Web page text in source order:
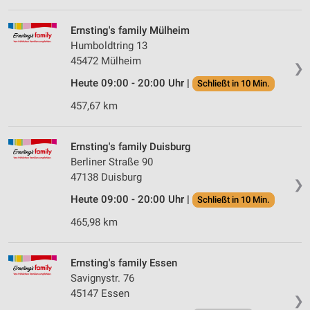
❯
Ernsting's family Mülheim
Humboldtring 13
45472 Mülheim
Heute 09:00 - 20:00 Uhr |
Schließt in 10 Min.
457,67 km
❯
Ernsting's family Duisburg
Berliner Straße 90
47138 Duisburg
Heute 09:00 - 20:00 Uhr |
Schließt in 10 Min.
465,98 km
❯
Ernsting's family Essen
Savignystr. 76
45147 Essen
personalisierter Werbung
Erstellung von Profilen zur Personalisierung
von Inhalten
Verwendung von Profilen zur Auswahl
personalisierter Inhalte
Messung der Performance von Inhalten
Kombinationen von Daten aus verschiedenen
Verwendung reduzierter Daten zur Auswahl von